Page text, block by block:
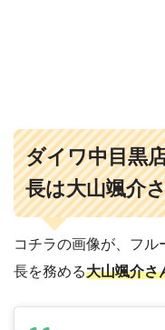
ダイワ中目黒
長は大山颯介
コチラの画像が、フ
長を務める大山颯介さ